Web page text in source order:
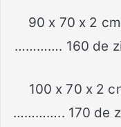
90 x 70 x 2
…………. 160 de
100 x 70 x 2
………….. 170 de